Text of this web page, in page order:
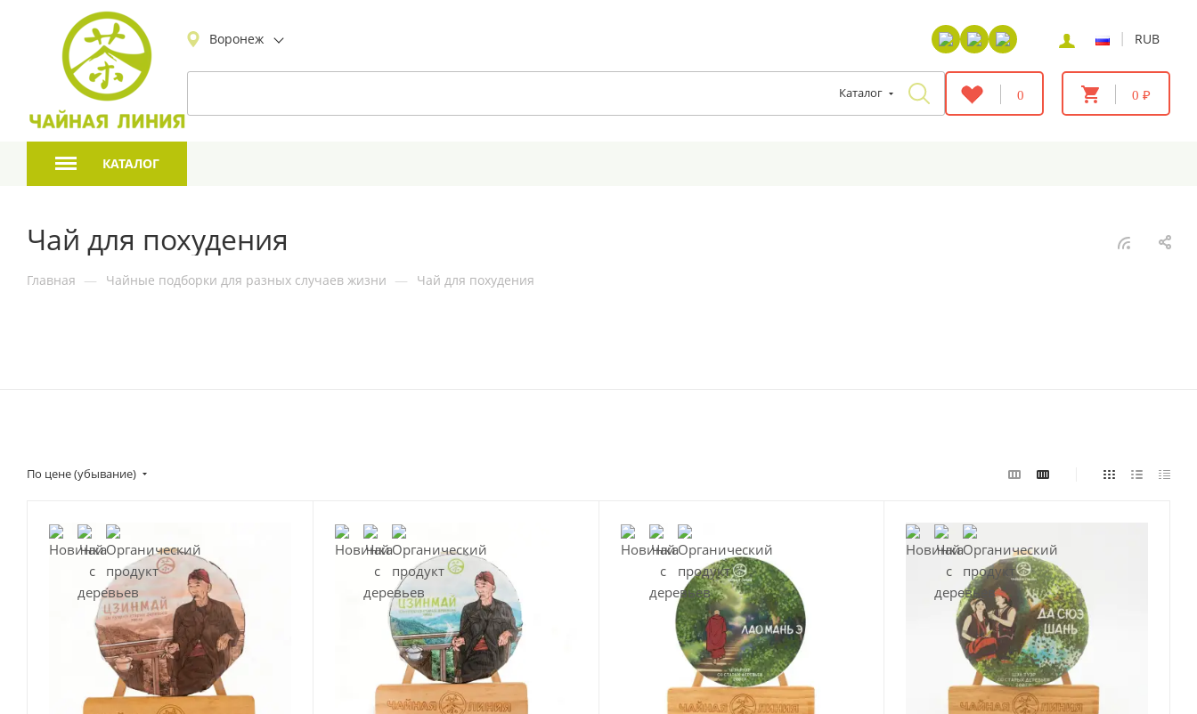
Воронеж | RUB
Каталог 0 0 ₽
КАТАЛОГ
Чай для похудения
Главная — Чайные подборки для разных случаев жизни — Чай для похудения
По цене (убывание)